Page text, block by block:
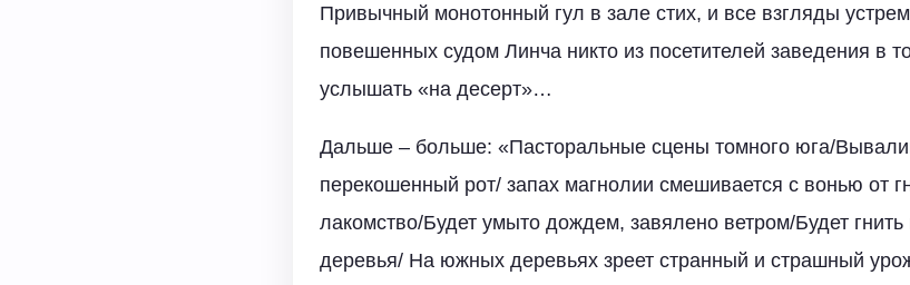
Привычный монотонный гул в зале стих, и все взгляды
повешенных судом Линча никто из посетителей заведения в
услышать «на десерт»…
Дальше – больше: «Пасторальные сцены томного юга/
перекошенный рот/ запах магнолии смешивается с вонью от
лакомство/Будет умыто дождем, завялено ветром/Будет гнить
деревья/ На южных деревьях зреет странный и страшный